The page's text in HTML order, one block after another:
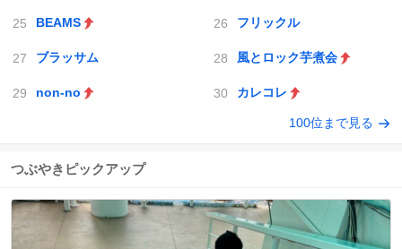
BEAMS フリックル
ブラッサム 風とロック芋煮会
non-no カレコレ
100位まで見る
つぶやきピックアップ